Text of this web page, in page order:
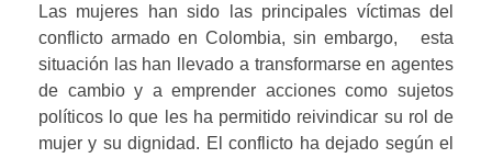
Las mujeres han sido las principales víctimas del
conflicto armado en Colombia, sin embargo, esta
situación las han llevado a transformarse en agentes
de cambio y a emprender acciones como sujetos
políticos lo que les ha permitido reivindicar su rol de
mujer y su dignidad. El conflicto ha dejado según el